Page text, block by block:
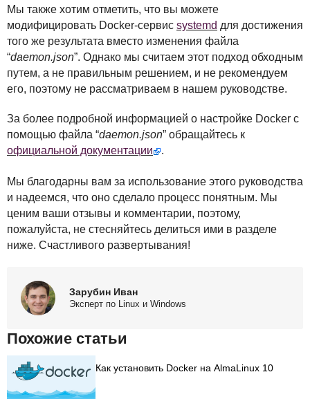
Мы также хотим отметить, что вы можете
модифицировать Docker-сервис systemd для достижения
того же результата вместо изменения файла
“daemon.json”. Однако мы считаем этот подход обходным
путем, а не правильным решением, и не рекомендуем
его, поэтому не рассматриваем в нашем руководстве.
За более подробной информацией о настройке Docker с
помощью файла “daemon.json” обращайтесь к
официальной документации
.
Мы благодарны вам за использование этого руководства
и надеемся, что оно сделало процесс понятным. Мы
ценим ваши отзывы и комментарии, поэтому,
пожалуйста, не стесняйтесь делиться ими в разделе
ниже. Счастливого развертывания!
Зарубин Иван
Эксперт по Linux и Windows
Похожие статьи
Как установить Docker на AlmaLinux 10